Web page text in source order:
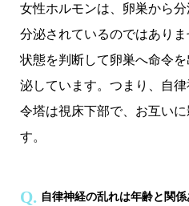
女性ホルモンは、卵巣から
分泌されているのではあり
状態を判断して卵巣へ命令
泌しています。つまり、自
令塔は視床下部で、お互い
す。
自律神経の乱れは年齢と関係